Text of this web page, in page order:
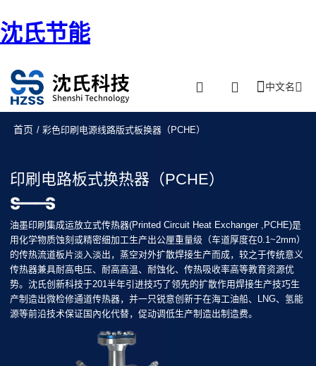
沈氏节能
中文名
首页 / 彩色印刷电源线路版式板换器（PCHE）
印刷电路板式换热器（PCHE）
油墨印刷集成运放立式传热器(Printed Circuit Heat Exchanger ,PCHE)是
用化学物质蚀刻或精密细加工生产出公厘重量级（车道厚度在0.1~2mm）
的传热流道板片淡入淡出，蒸空对外扩散焊接生产而成，较之于传统意义
传热器兼具耐高电压、耐高高温、耐蚀化、传热吸收率高等教育资源优
势。沈氏创新科技于201半年引进技巧了领先的扩散作用焊接生产技巧生
产制造出微检修通道传热器，并一只锐意创新于在海工油船、LNG、氢能
源等前沿技术保证国內化代替，促动调低生产制造出制造费。